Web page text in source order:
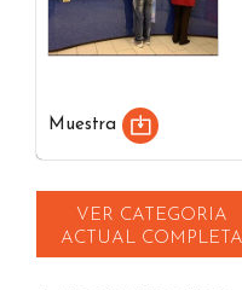
Muestra
VER CATEGORIA
ACTUAL COMPLETA